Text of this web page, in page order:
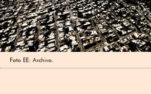
Foto EE: Archivo.